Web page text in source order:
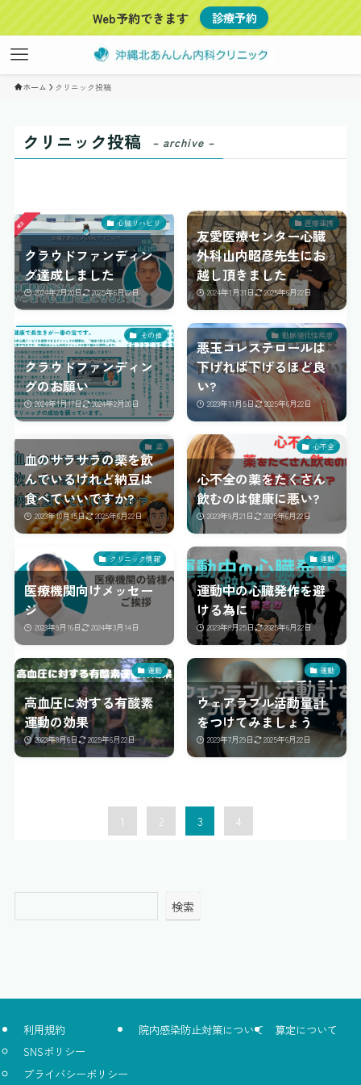
Web予約できます 診療予約
ホーム クリニック投稿
クリニック投稿 – archive –
心臓リハビリ
クラウドファンディン
グ達成しました
2024年2月20日 2025年6月22日
医療連携
友愛医療センター心臓
外科山内昭彦先生にお
越し頂きました
2024年1月31日 2025年6月22日
その他
クラウドファンディン
グのお願い
2024年1月17日 2024年2月20日
動脈硬化性疾患
悪玉コレステロールは
下げれば下げるほど良
い?
2023年11月5日 2025年6月22日
薬
血のサラサラの薬を飲
んでいるけれど納豆は
食べていいですか?
2023年10月15日 2025年6月22日
心不全
心不全の薬をたくさん
飲むのは健康に悪い?
2023年9月21日 2025年6月22日
クリニック情報
医療機関向けメッセー
ジ
2023年9月16日 2024年3月14日
運動
運動中の心臓発作を避
ける為に
2023年8月25日 2025年6月22日
運動
高血圧に対する有酸素
運動の効果
2023年8月6日 2025年6月22日
運動
ウェアラブル活動量計
をつけてみましょう
2023年7月29日 2025年6月22日
1 2 3 4
検索
利用規約
SNSポリシー
プライバシーポリシー
院内感染防止対策について 算定について